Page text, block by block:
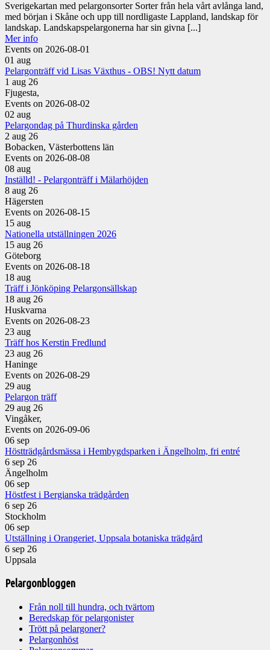
Sverigekartan med pelargonsorter Sorter från hela vårt avlånga land,
med början i Skåne och upp till nordligaste Lappland, landskap för
landskap. Landskapspelargonerna har sin givna [...]
Mer info
Events on 2026-08-01
01 aug
Pelargonträff vid Lisas Växthus - OBS! Nytt datum
1 aug 26
Fjugesta,
Events on 2026-08-02
02 aug
Pelargondag på Thurdinska gården
2 aug 26
Bobacken, Västerbottens län
Events on 2026-08-08
08 aug
Inställd! - Pelargonträff i Mälarhöjden
8 aug 26
Hägersten
Events on 2026-08-15
15 aug
Nationella utställningen 2026
15 aug 26
Göteborg
Events on 2026-08-18
18 aug
Träff i Jönköping Pelargonsällskap
18 aug 26
Huskvarna
Events on 2026-08-23
23 aug
Träff hos Kerstin Fredlund
23 aug 26
Haninge
Events on 2026-08-29
29 aug
Pelargon träff
29 aug 26
Vingåker,
Events on 2026-09-06
06 sep
Höstträdgårdsmässa i Hembygdsparken i Ängelholm, fri entré
6 sep 26
Ängelholm
06 sep
Höstfest i Bergianska trädgården
6 sep 26
Stockholm
06 sep
Utställning i Orangeriet, Uppsala botaniska trädgård
6 sep 26
Uppsala
Pelargonbloggen
Från noll till hundra, och tvärtom
Beredskap för pelargonister
Trött på pelargoner?
Pelargonhöst